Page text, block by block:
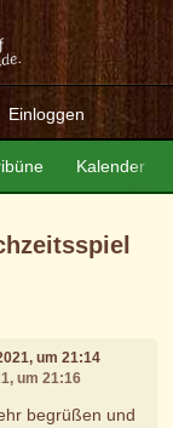
Einloggen
Kalender
um 21:14
um 21:16
begrüßen und